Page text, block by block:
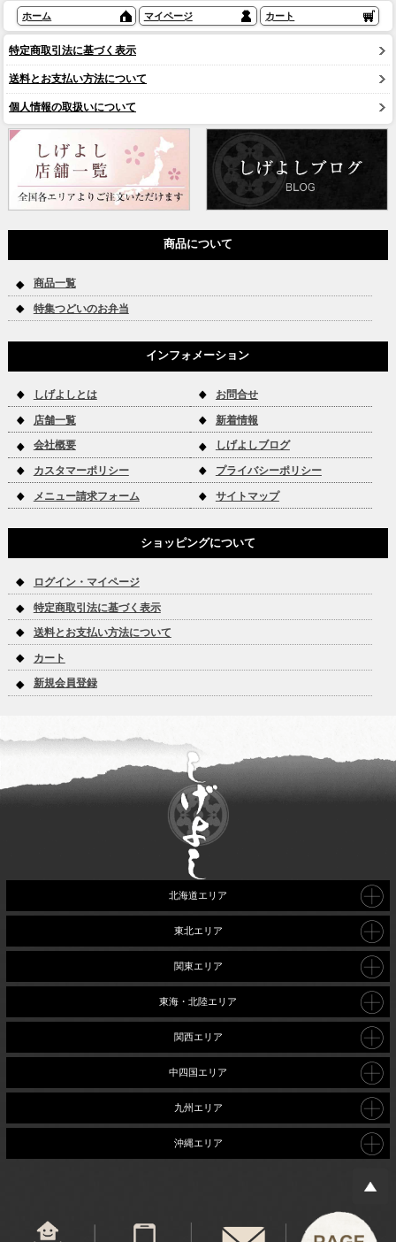
ホーム マイページ カート
特定商取引法に基づく表示
送料とお支払い方法について
個人情報の取扱いについて
商品について
商品一覧
特集つどいのお弁当
インフォメーション
しげよしとは お問合せ
店舗一覧 新着情報
会社概要 しげよしブログ
カスタマーポリシー プライバシーポリシー
メニュー請求フォーム サイトマップ
ショッピングについて
ログイン・マイページ
特定商取引法に基づく表示
送料とお支払い方法について
カート
新規会員登録
北海道エリア
東北エリア
関東エリア
東海・北陸エリア
関西エリア
中四国エリア
九州エリア
沖縄エリア